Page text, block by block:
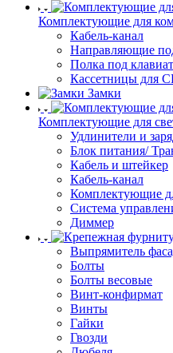
Комплектующие для
Кабель-канал
Направляющие
Полка под
Кассетницы для
Замки
Комплектующие для
Удлинители и
Блок питания/
Кабель и штейкер
Кабель-канал
Комплектующие
Система
Диммер
Выпрямитель
Болты
Болты весовые
Винт-конфирмат
Винты
Гайки
Гвозди